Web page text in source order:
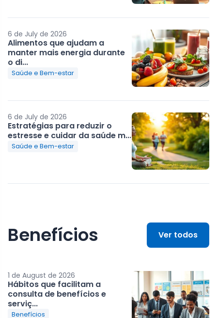
6 de July de 2026
Alimentos que ajudam a
manter mais energia durante
o di...
Saúde e Bem-estar
6 de July de 2026
Estratégias para reduzir o
estresse e cuidar da saúde m...
Saúde e Bem-estar
Benefícios Ver todos
1 de August de 2026
Hábitos que facilitam a
consulta de benefícios e
serviç...
Benefícios